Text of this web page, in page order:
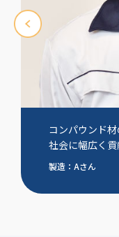
コンパウンド
社会に幅広く貢
製造：Aさん